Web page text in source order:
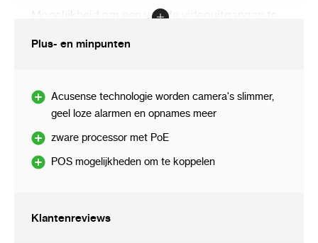
Mogelijkheid om een van de videouitgangen te
8 Kanalen - Audio van de camera"s
Bidirectionele audio-ondersteuning
Audio-ingang: 1 st. Microfoon, CINCH
Beeldcompressiemethode: H.265+ / H.265 /
Plus- en minpunten
Acusense technologie worden camera's slimmer,
geel loze alarmen en opnames meer
zware processor met PoE
POS mogelijkheden om te koppelen
Klantenreviews